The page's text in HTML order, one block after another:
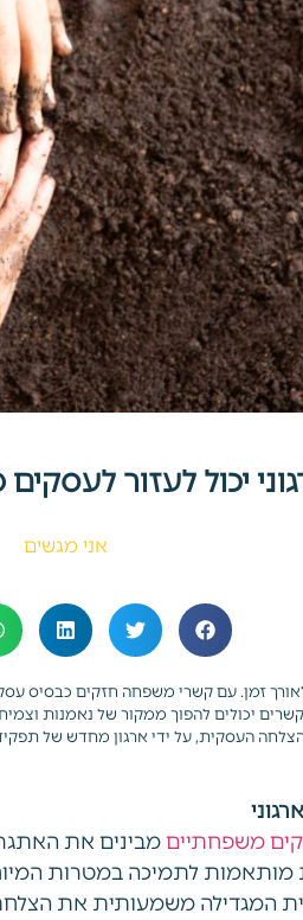
יכול לעזור
אני מגשים
זמן. עם קשרי משפחה חזקים כבסיס
יכולים להפוך ממקור של נאמנות וצמיחה
העסקית, על ידי ארגון מחדש של
משפחתייםמבינים את
לתמיכה במטרות
המגדילה משמעותית את